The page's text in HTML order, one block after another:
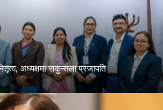
अध्यक्षमा सकुन्तला प्रजापति